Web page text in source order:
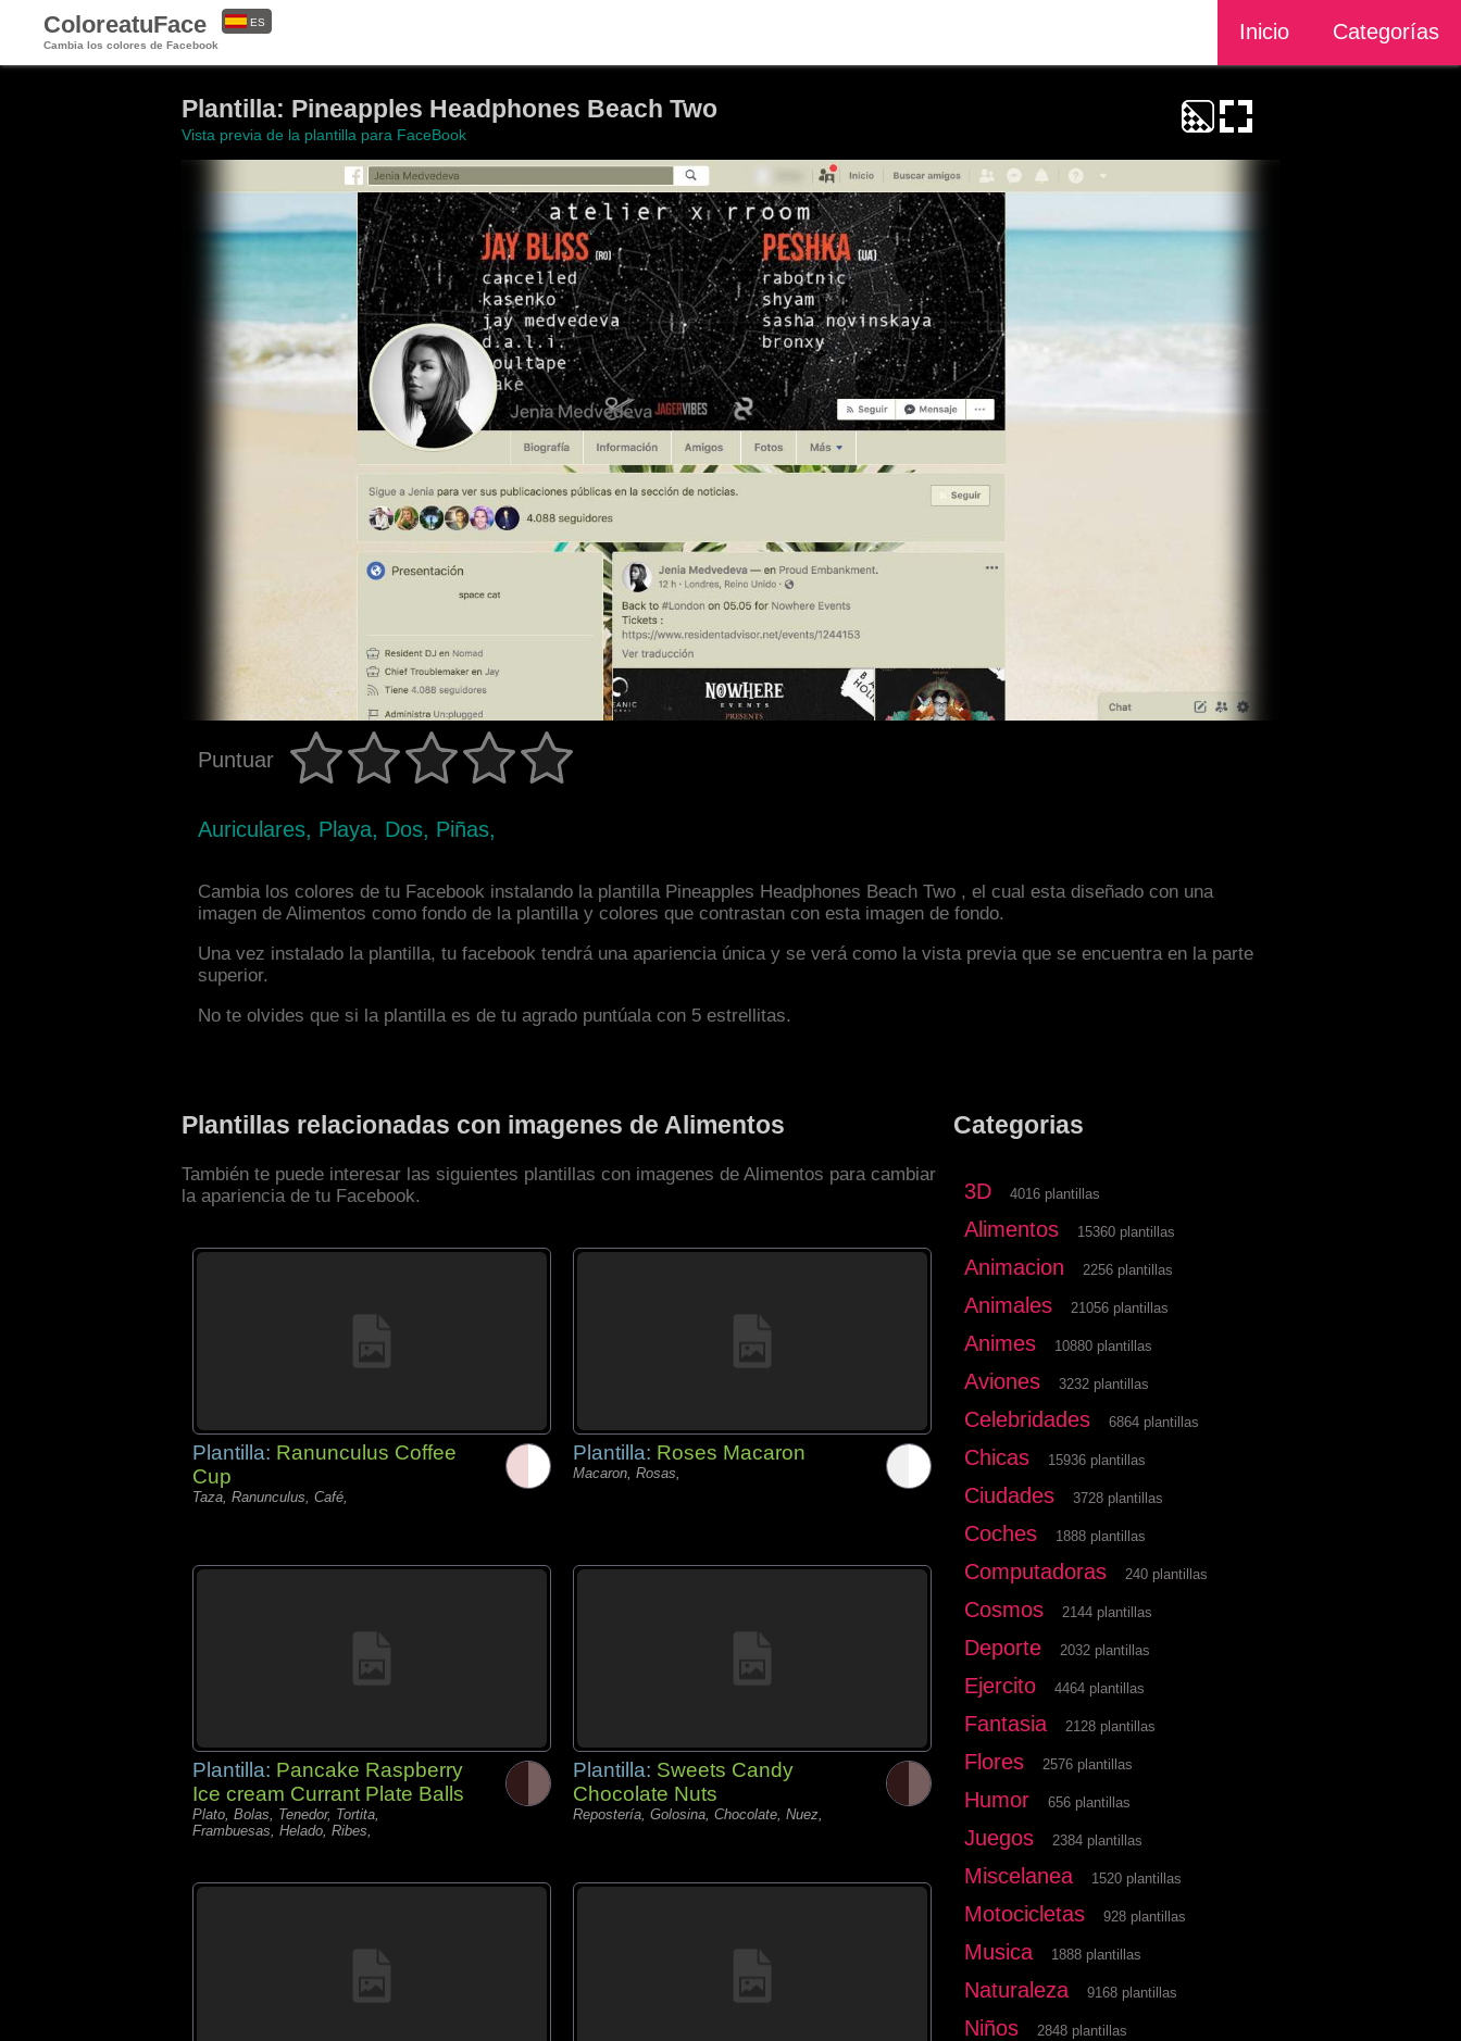
ColoreatuFace
Cambia los colores de Facebook
Inicio Categorías
ES
Plantilla: Pineapples Headphones Beach Two
Vista previa de la plantilla para FaceBook
Puntuar
Auriculares, Playa, Dos, Piñas,
Cambia los colores de tu Facebook instalando la plantilla Pineapples Headphones Beach Two , el cual esta diseñado con una
imagen de Alimentos como fondo de la plantilla y colores que contrastan con esta imagen de fondo.
Una vez instalado la plantilla, tu facebook tendrá una apariencia única y se verá como la vista previa que se encuentra en la parte
superior.
No te olvides que si la plantilla es de tu agrado puntúala con 5 estrellitas.
Plantillas relacionadas con imagenes de Alimentos
También te puede interesar las siguientes plantillas con imagenes de Alimentos para cambiar
la apariencia de tu Facebook.
Plantilla: Ranunculus Coffee
Cup
Taza, Ranunculus, Café,
Plantilla: Roses Macaron
Macaron, Rosas,
Plantilla: Pancake Raspberry
Ice cream Currant Plate Balls
Plato, Bolas, Tenedor, Tortita,
Frambuesas, Helado, Ribes,
Plantilla: Sweets Candy
Chocolate Nuts
Repostería, Golosina, Chocolate, Nuez,
Categorias
3D 4016 plantillas
Alimentos 15360 plantillas
Animacion 2256 plantillas
Animales 21056 plantillas
Animes 10880 plantillas
Aviones 3232 plantillas
Celebridades 6864 plantillas
Chicas 15936 plantillas
Ciudades 3728 plantillas
Coches 1888 plantillas
Computadoras 240 plantillas
Cosmos 2144 plantillas
Deporte 2032 plantillas
Ejercito 4464 plantillas
Fantasia 2128 plantillas
Flores 2576 plantillas
Humor 656 plantillas
Juegos 2384 plantillas
Miscelanea 1520 plantillas
Motocicletas 928 plantillas
Musica 1888 plantillas
Naturaleza 9168 plantillas
Niños 2848 plantillas